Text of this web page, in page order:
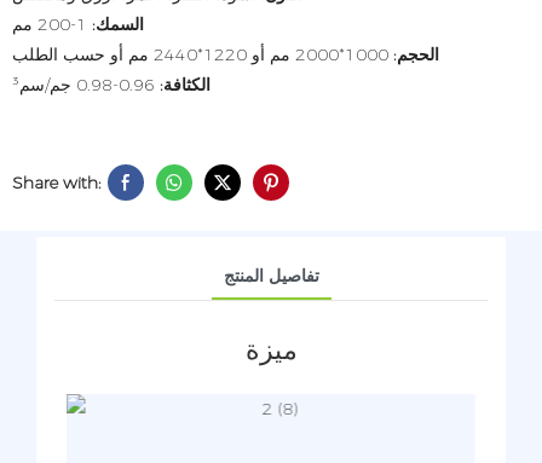
السمك:
الحجم:
الكثافة:
Share with:
تفاصيل المنتج
ميزة